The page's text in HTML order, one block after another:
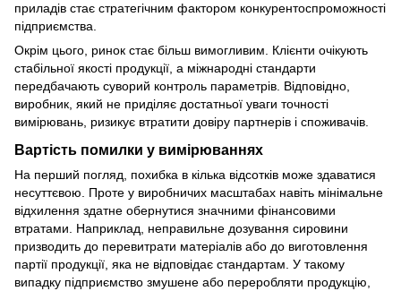
приладів стає стратегічним фактором конкурентоспроможності
підприємства.
Окрім цього, ринок стає більш вимогливим. Клієнти очікують
стабільної якості продукції, а міжнародні стандарти
передбачають суворий контроль параметрів. Відповідно,
виробник, який не приділяє достатньої уваги точності
вимірювань, ризикує втратити довіру партнерів і споживачів.
Вартість помилки у вимірюваннях
На перший погляд, похибка в кілька відсотків може здаватися
несуттєвою. Проте у виробничих масштабах навіть мінімальне
відхилення здатне обернутися значними фінансовими
втратами. Наприклад, неправильне дозування сировини
призводить до перевитрати матеріалів або до виготовлення
партії продукції, яка не відповідає стандартам. У такому
випадку підприємство змушене або переробляти продукцію,